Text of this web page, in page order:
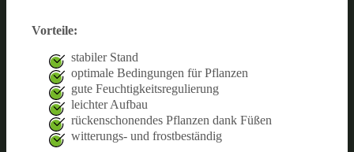
Vorteile:
stabiler Stand
optimale Bedingungen für Pflanzen
gute Feuchtigkeitsregulierung
leichter Aufbau
rückenschonendes Pflanzen dank Füßen
witterungs- und frostbeständig